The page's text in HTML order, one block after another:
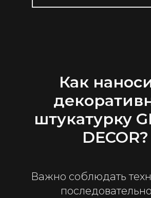
Как
штукатурку
DЕCOR?
Важно соблюдать